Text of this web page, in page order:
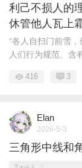
利己不损人的
休管他人瓦上
“各人自扫门前雪
人们行为规范、含
416 3
Elan
2026-5-3
三角形中线和